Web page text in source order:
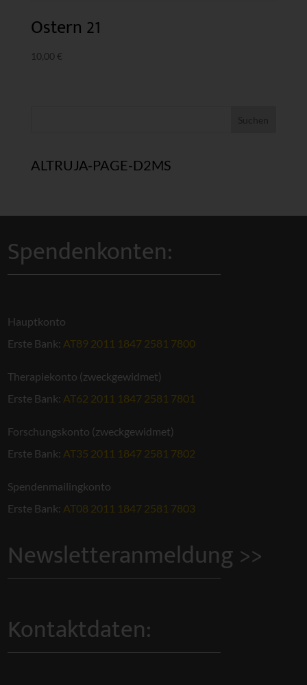
Ostern 21
10,00 €
ALTRUJA-PAGE-D2MS
Spendenkonten:
Hauptkonto
Erste Bank: AT89 2011 1847 2581 7800
Therapiekonto (zweckgewidmet)
Erste Bank: AT62 2011 1847 2581 7801
Forschungskonto (zweckgewidmet)
Erste Bank: AT35 2011 1847 2581 7802
Spendenmailingkonto
Erste Bank: AT08 2011 1847 2581 7803
Newsletteranmeldung >>
Kontaktdaten: